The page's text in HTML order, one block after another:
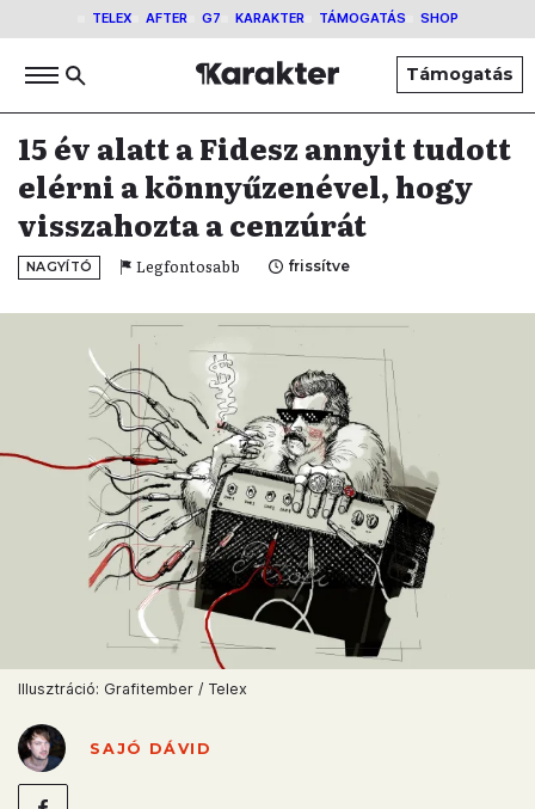
TELEX AFTER G7 KARAKTER TÁMOGATÁS SHOP
Támogatás
15 év alatt a Fidesz annyit tudott
elérni a könnyűzenével, hogy
visszahozta a cenzúrát
NAGYÍTÓ Legfontosabb frissítve
Illusztráció: Grafitember / Telex
SAJÓ DÁVID